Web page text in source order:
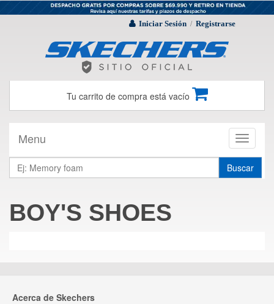
Iniciar Sesión / Registrarse
Tu carrito de compra está vacío
Toggle
Menu
Buscar
BOY'S SHOES
Acerca de Skechers